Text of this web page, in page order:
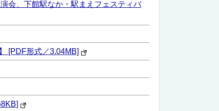
会、下館駅なか・駅まえフェスティバ
[PDF形式／3.04MB]